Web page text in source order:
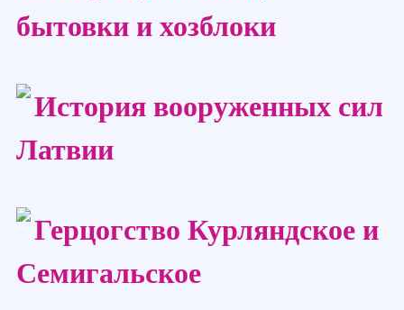
бытовки и хозблоки
История вооруженных сил
Латвии
Герцогство Курляндское и
Семигальское